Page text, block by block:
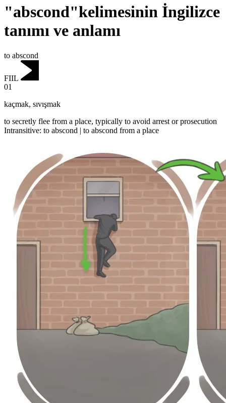
"abscond"kelimesinin İngilizce
tanımı ve anlamı
to abscond
FIIL
01
kaçmak, sıvışmak
to secretly flee from a place, typically to avoid arrest or prosecution
Intransitive: to abscond | to abscond from a place